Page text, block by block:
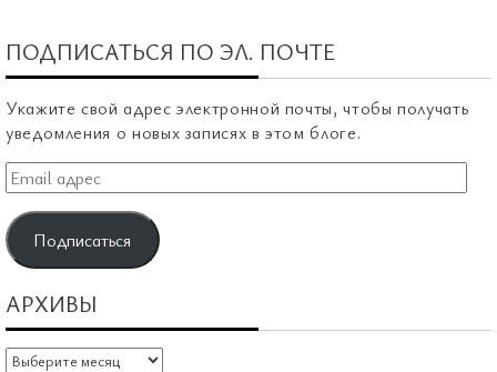
ПОДПИСАТЬСЯ ПО ЭЛ. ПОЧТЕ
Укажите свой адрес электронной почты, чтобы получать
уведомления о новых записях в этом блоге.
Email
адрес
Подписаться
АРХИВЫ
Архивы